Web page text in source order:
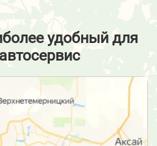
удобный для